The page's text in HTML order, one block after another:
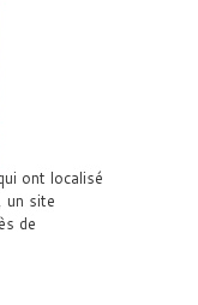
ont localisé
un site
de